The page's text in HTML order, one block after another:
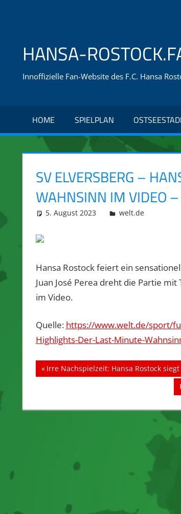
HANSA-
Innoffizielle Fan-Website des F.C. Hansa
HOME SPIELPLAN
SV ELVERSBERG –
WAHNSINN IM VIDEO
5. August 2023 integromat
welt.de
Hansa Rostock feiert ein
Juan José Perea dreht die Partie
im Video.
Quelle: https://www.welt.de/sport/
Highlights-Der-Last-Minute-
Beitragsnavigation
Vorheriger
Beitrag:
Irre Nachspielzeit: Hansa Rostock